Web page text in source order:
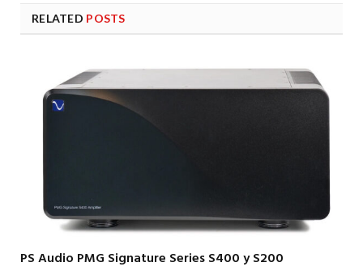
RELATED POSTS
PS Audio PMG Signature Series S400 y S200